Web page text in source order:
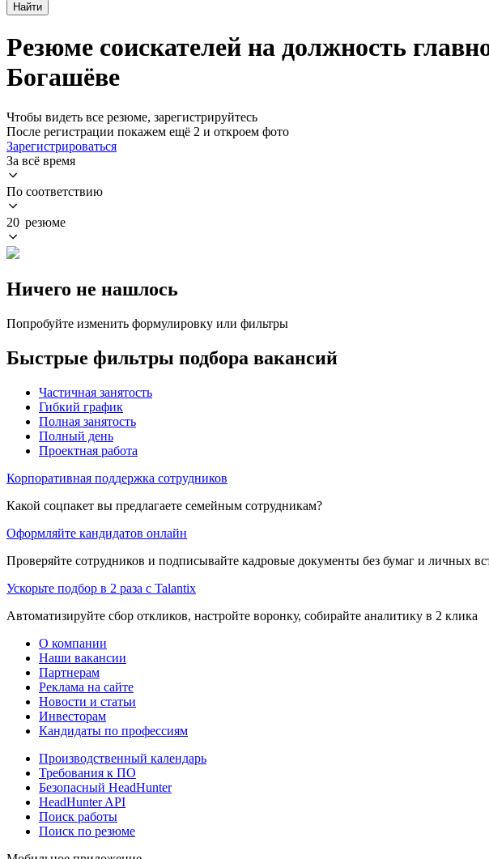
Найти
Резюме соискателей на должность
Богашёве
Чтобы видеть все резюме, зарегистрируйтесь
После регистрации покажем ещё 2 и откроем фото
Зарегистрироваться
За всё время
По соответствию
20 резюме
Ничего не нашлось
Попробуйте изменить формулировку или фильтры
Быстрые фильтры подбора вакансий
Частичная занятость
Гибкий график
Полная занятость
Полный день
Проектная работа
Корпоративная поддержка сотрудников
Какой соцпакет вы предлагаете семейным сотрудникам?
Оформляйте кандидатов онлайн
Проверяйте сотрудников и подписывайте кадровые документы без бумаг и личных
Ускорьте подбор в 2 раза с Talantix
Автоматизируйте сбор откликов, настройте воронку, собирайте аналитику в 2 клика
О компании
Наши вакансии
Партнерам
Реклама на сайте
Новости и статьи
Инвесторам
Кандидаты по профессиям
Производственный календарь
Требования к ПО
Безопасный HeadHunter
HeadHunter API
Поиск работы
Поиск по резюме